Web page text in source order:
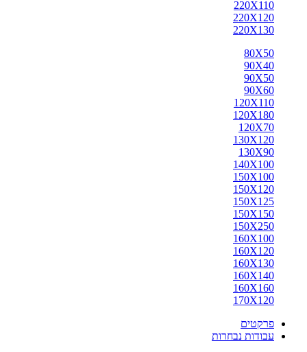
220X110
220X120
220X130
80X50
90X40
90X50
90X60
120X110
120X180
120X70
130X120
130X90
140X100
150X100
150X120
150X125
150X150
150X250
160X100
160X120
160X130
160X140
160X160
170X120
פרקטים
עבודות נבחרות